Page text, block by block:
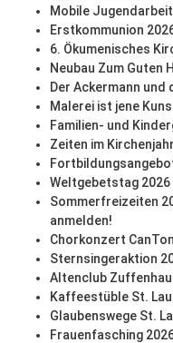
Mobile
Erstkommunion
6. Ökumenisches
Neubau Zum Guten
Der Ackermann und
Malerei ist jene
Familien- und
Zeiten im Kirchenjahr
Weltgebetstag 2026
Sommerfreizeiten
anmelden!
Chorkonzert
Sternsingeraktion
Altenclub
Kaffeestüble St.
Glaubenswege St.
Frauenfasching